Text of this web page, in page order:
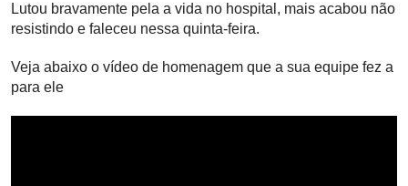
Lutou bravamente pela a vida no hospital, mais acabou não
resistindo e faleceu nessa quinta-feira.
Veja abaixo o vídeo de homenagem que a sua equipe fez a
para ele